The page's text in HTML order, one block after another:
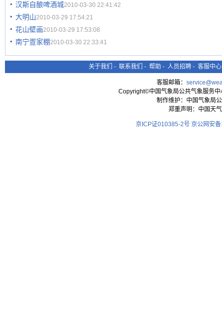
汉斯自酿啤酒城2010-03-30 22:41:42
大明山2010-03-29 17:54:21
花山壁画2010-03-29 17:53:08
南宁疍家棚2010-03-30 22:33:41
关于我们 - 联系我们 - 帮助 - 人员招聘 - 客服中心
客服邮箱：
Copyright©中国气象局公共气象服务
制作维护：中国气象局
郑重声明：中国天
京ICP证010385-2号 京公网安